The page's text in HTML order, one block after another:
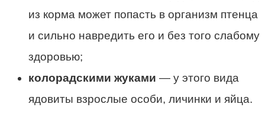
из корма может попасть в организм птенца
и сильно навредить его и без того слабому
здоровью;
колорадскими жуками — у этого вида
ядовиты взрослые особи, личинки и яйца.